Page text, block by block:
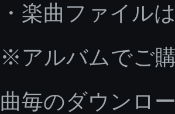
・楽曲ファイル
※アルバムでご
曲毎のダウンロ